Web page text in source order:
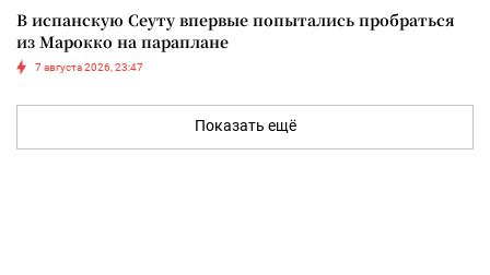
В испанскую Сеуту впервые попытались пробраться
из Марокко на параплане
7 августа 2026, 23:47
Показать ещё